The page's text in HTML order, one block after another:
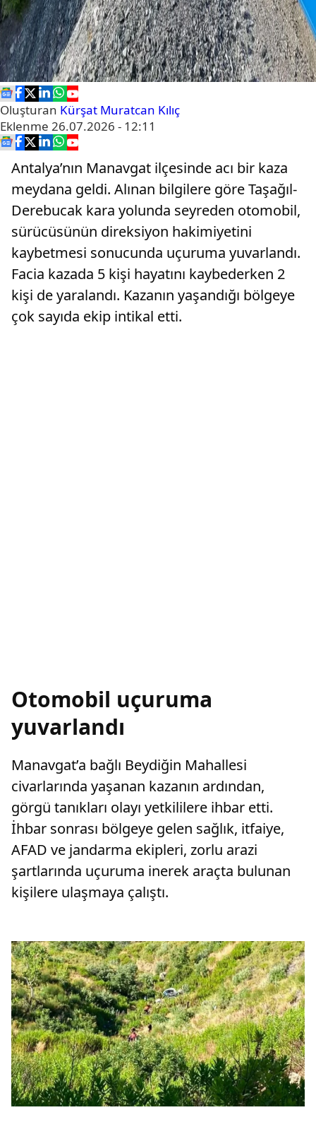
Oluşturan Kürşat Muratcan Kılıç
Eklenme 26.07.2026 - 12:11
Antalya’nın Manavgat ilçesinde acı bir kaza
meydana geldi. Alınan bilgilere göre Taşağıl-
Derebucak kara yolunda seyreden otomobil,
sürücüsünün direksiyon hakimiyetini
kaybetmesi sonucunda uçuruma yuvarlandı.
Facia kazada 5 kişi hayatını kaybederken 2
kişi de yaralandı. Kazanın yaşandığı bölgeye
çok sayıda ekip intikal etti.
Otomobil uçuruma
yuvarlandı
Manavgat’a bağlı Beydiğin Mahallesi
civarlarında yaşanan kazanın ardından,
görgü tanıkları olayı yetkililere ihbar etti.
İhbar sonrası bölgeye gelen sağlık, itfaiye,
AFAD ve jandarma ekipleri, zorlu arazi
şartlarında uçuruma inerek araçta bulunan
kişilere ulaşmaya çalıştı.